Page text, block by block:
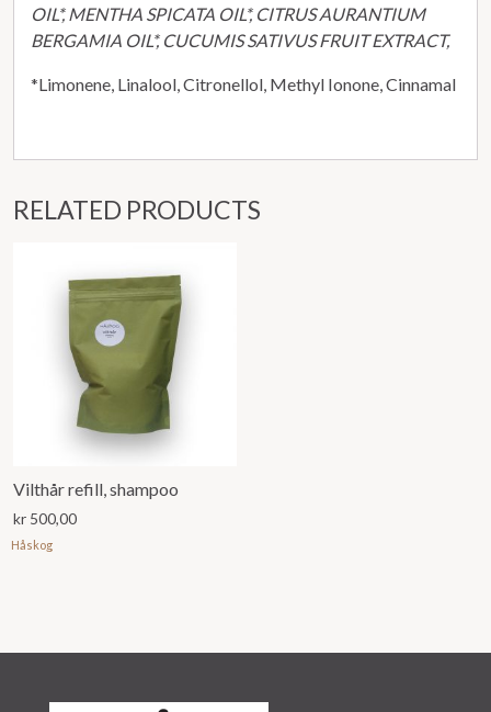
OIL*, MENTHA SPICATA OIL*, CITRUS AURANTIUM
BERGAMIA OIL*, CUCUMIS SATIVUS FRUIT EXTRACT,
*Limonene, Linalool, Citronellol, Methyl Ionone, Cinnamal
RELATED PRODUCTS
Vilthår refill, shampoo
kr 500,00
Håskog